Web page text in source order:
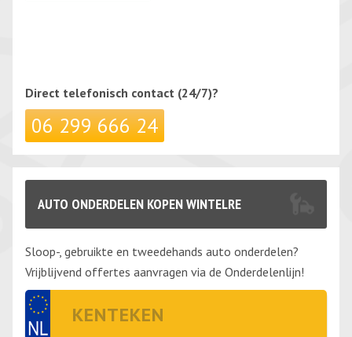
Direct telefonisch contact (24/7)?
06 299 666 24
AUTO ONDERDELEN KOPEN WINTELRE
Sloop-, gebruikte en tweedehands auto onderdelen?
Vrijblijvend offertes aanvragen via de Onderdelenlijn!